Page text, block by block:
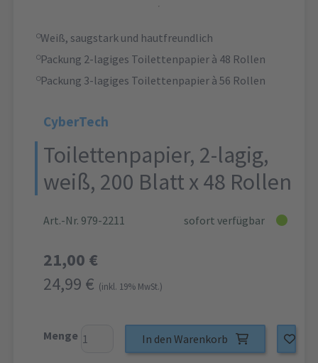
Weiß, saugstark und hautfreundlich
Packung 2-lagiges Toilettenpapier à 48 Rollen
Packung 3-lagiges Toilettenpapier à 56 Rollen
CyberTech
Toilettenpapier, 2-lagig,
weiß, 200 Blatt x 48 Rollen
Art.-Nr. 979-2211 sofort verfügbar
21,00 €
24,99 € (inkl. 19% MwSt.)
Menge In den Warenkorb